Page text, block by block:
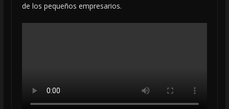
de los pequeños empresarios.